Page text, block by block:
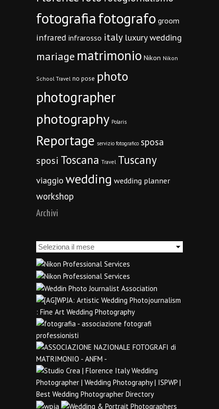
fotografiafotografo groom
infrared infrarosso italy luxury wedding
mariage matrimonio Nikon Nikon
School Travel no pose photo
photographer
photography Polaris
Reportage servizio fotografico sposa
sposi Toscana Travel Tuscany
viaggio wedding wedding planner
workshop
Archivi
Archivi